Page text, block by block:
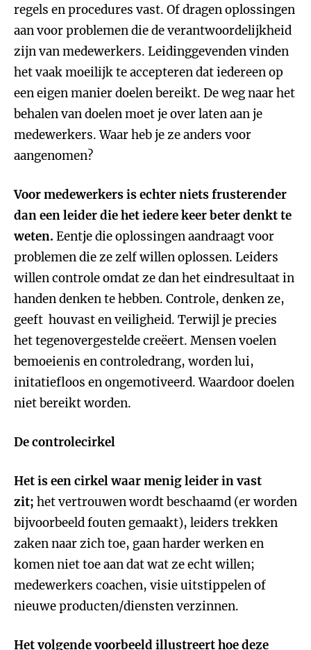
regels en procedures vast. Of dragen oplossingen
aan voor problemen die de verantwoordelijkheid
zijn van medewerkers. Leidinggevenden vinden
het vaak moeilijk te accepteren dat iedereen op
een eigen manier doelen bereikt. De weg naar het
behalen van doelen moet je over laten aan je
medewerkers. Waar heb je ze anders voor
aangenomen?
Voor medewerkers is echter niets frusterender
dan een leider die het iedere keer beter denkt te
weten. Eentje die oplossingen aandraagt voor
problemen die ze zelf willen oplossen. Leiders
willen controle omdat ze dan het eindresultaat in
handen denken te hebben. Controle, denken ze,
geeft houvast en veiligheid. Terwijl je precies
het tegenovergestelde creëert. Mensen voelen
bemoeienis en controledrang, worden lui,
initatiefloos en ongemotiveerd. Waardoor doelen
niet bereikt worden.
De controlecirkel
Het is een cirkel waar menig leider in vast
zit; het vertrouwen wordt beschaamd (er worden
bijvoorbeeld fouten gemaakt), leiders trekken
zaken naar zich toe, gaan harder werken en
komen niet toe aan dat wat ze echt willen;
medewerkers coachen, visie uitstippelen of
nieuwe producten/diensten verzinnen.
Het volgende voorbeeld illustreert hoe deze